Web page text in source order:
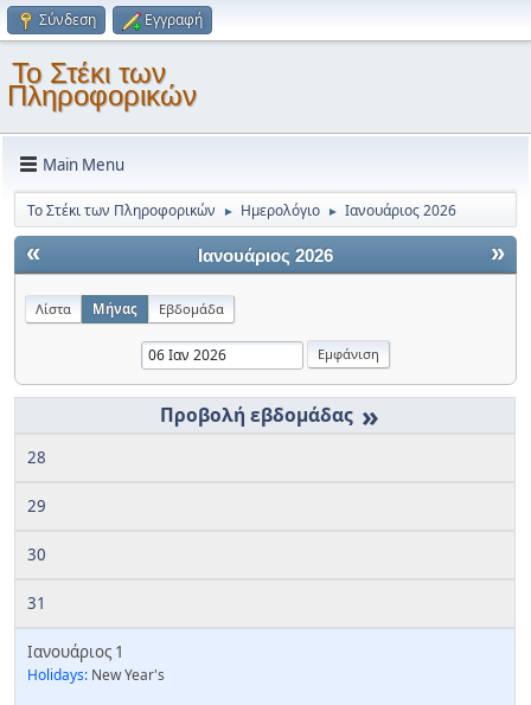
Σύνδεση Εγγραφή
Το Στέκι των
Πληροφορικών
Main Menu
Το Στέκι των Πληροφορικών ► Ημερολόγιο ► Ιανουάριος 2026
« »
Ιανουάριος 2026
Λίστα Μήνας Εβδομάδα
»
28
29
30
31
Ιανουάριος 1
Holidays: New Year's